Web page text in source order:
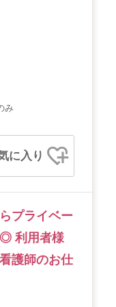
み
に入り
プライベー
◎ 利用者様
護師のお仕